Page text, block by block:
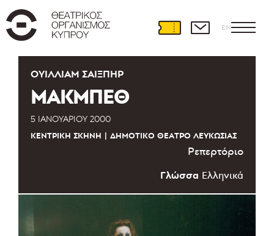
EN
ΟΥΊΛΛΙΑΜ ΣΑΊΞΠΗΡ
ΜΑΚΜΠΕΘ
5 ΙΑΝΟΥΑΡΊΟΥ 2000
ΚΕΝΤΡΙΚΉ ΣΚΗΝΉ ΔΗΜΟΤΙΚΌ ΘΈΑΤΡΟ ΛΕΥΚΩΣΊΑΣ
Ρεπερτόριο
Γλώσσα Ελληνικά